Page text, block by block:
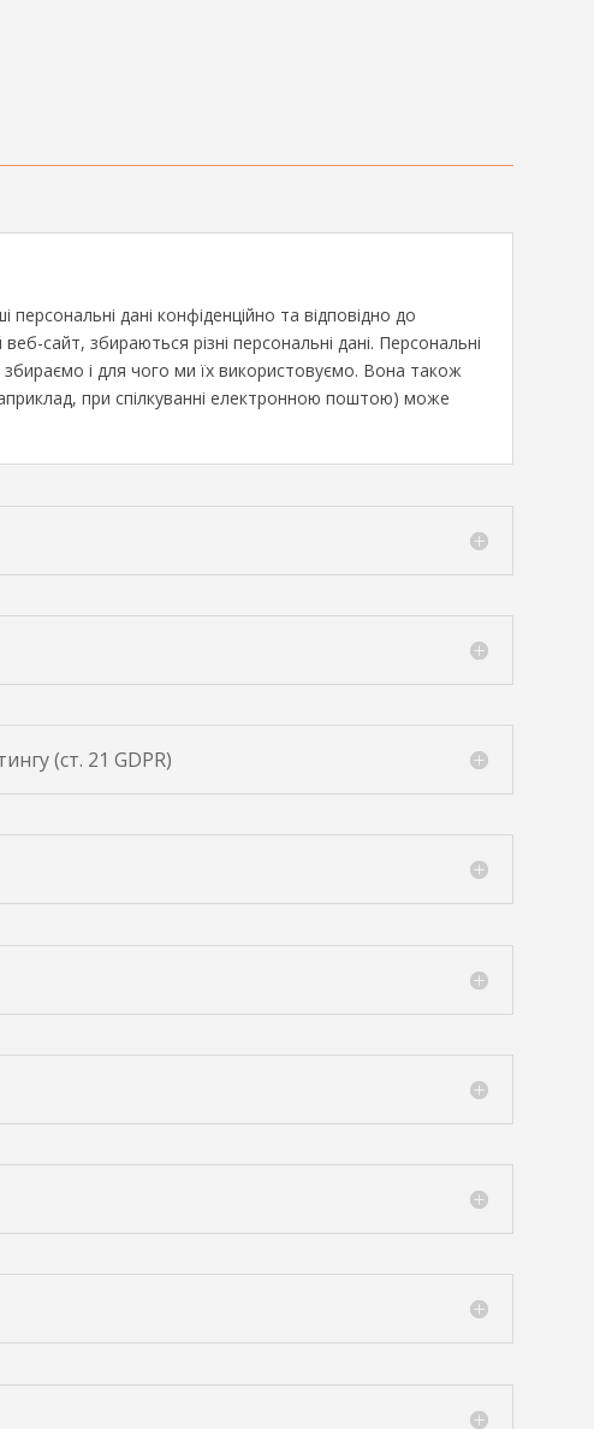
дані конфіденційно та відповідно до
сайт, збираються різні персональні дані. Персональні
збираємо і для чого ми їх використовуємо. Вона також
при спілкуванні електронною поштою) може
(ст. 21 GDPR)